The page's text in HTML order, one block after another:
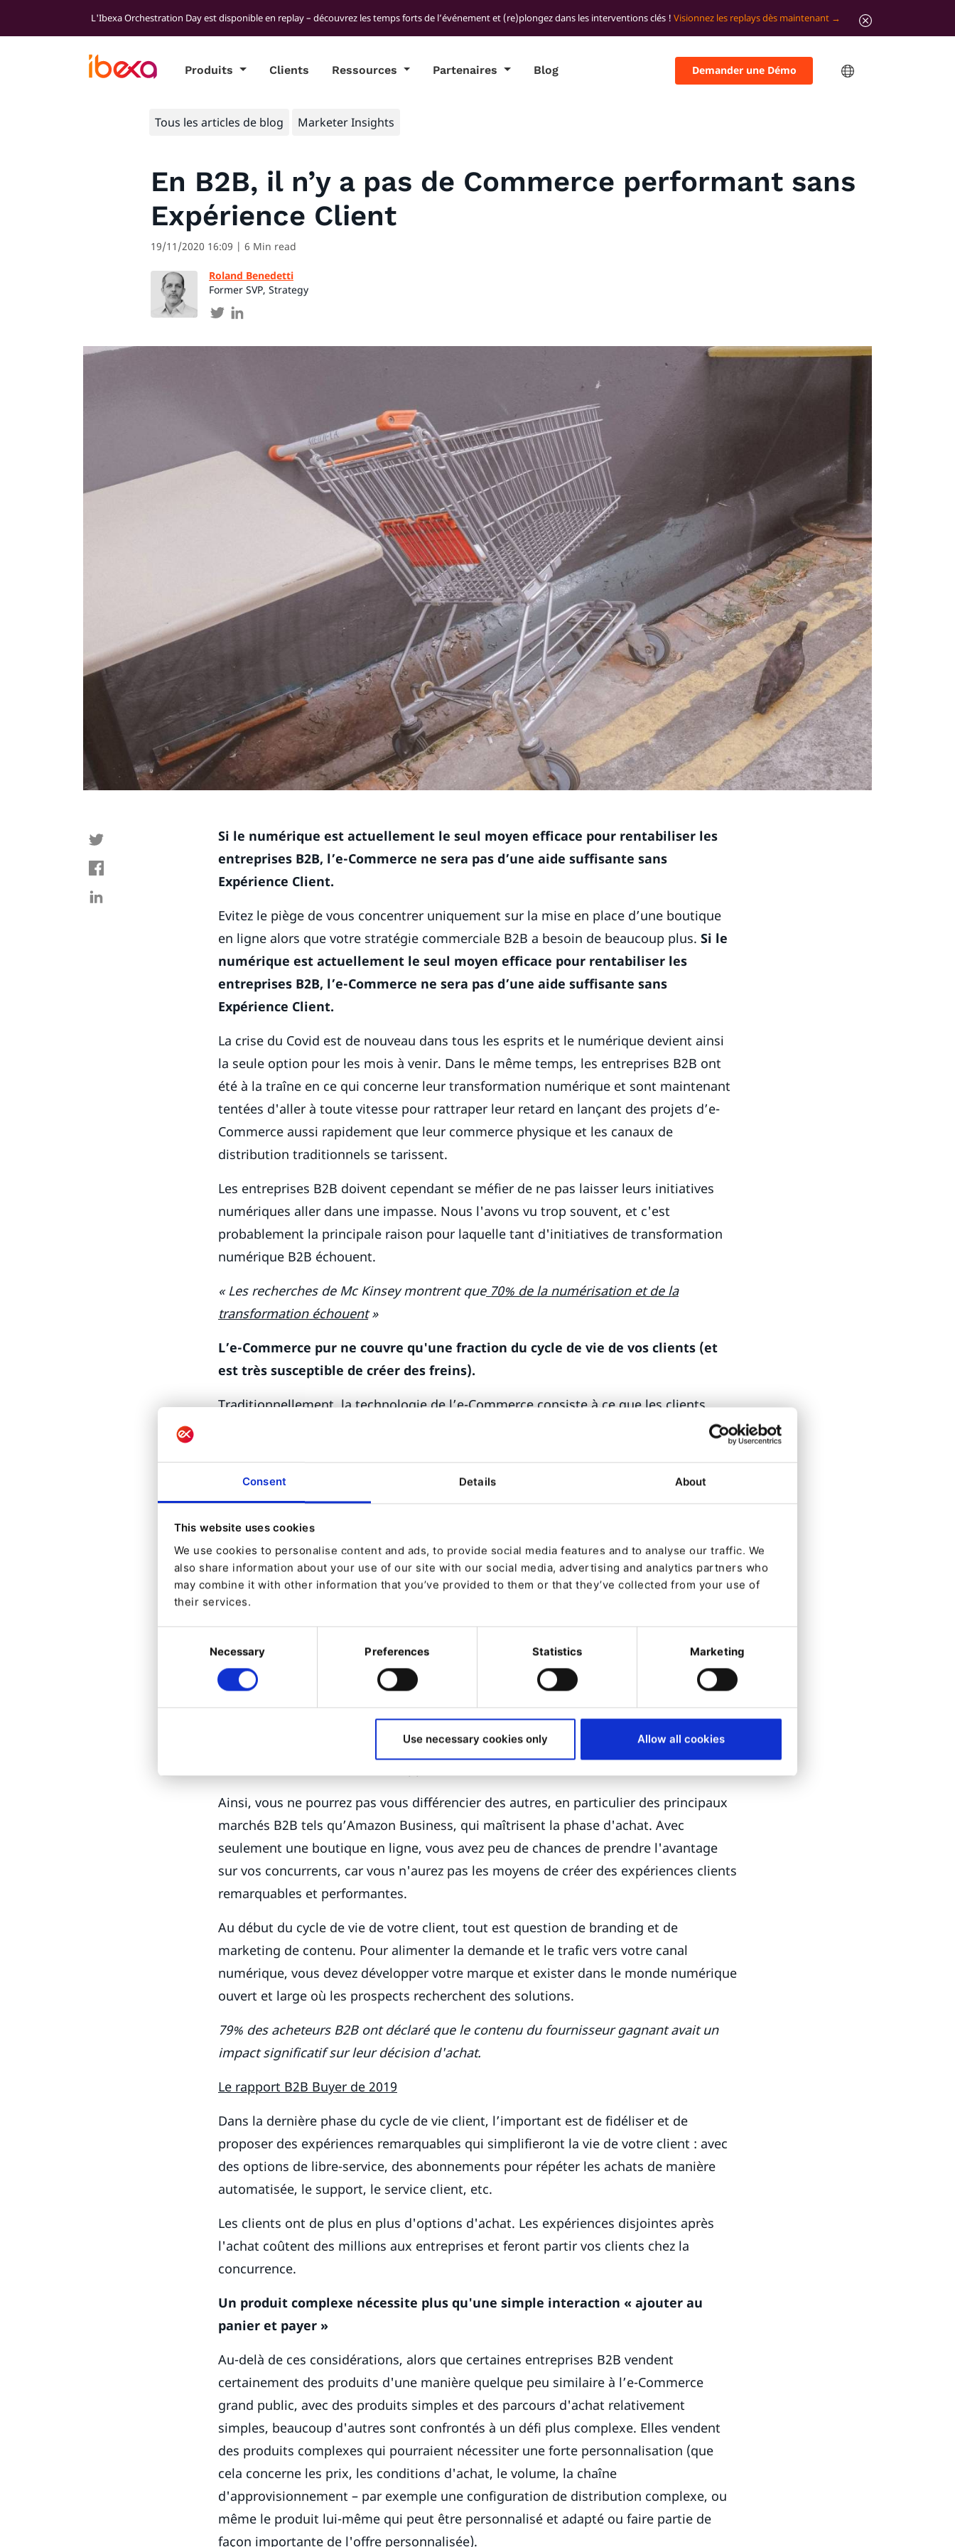
Consent Details About
This website uses cookies
We use cookies to personalise content and ads, to provide social media features and to analyse our traffic. We
also share information about your use of our site with our social media, advertising and analytics partners who
may combine it with other information that you’ve provided to them or that they’ve collected from your use of
their services.
Necessary Preferences Statistics Marketing
Use necessary cookies only Allow all cookies
L'Ibexa Orchestration Day est disponible en replay – découvrez les temps forts de l’événement et (re)plongez dans les interventions clés ! Visionnez les replays dès maintenant
Produits Clients Ressources Partenaires Blog Demander une Démo
Tous les articles de blog Marketer Insights
En B2B, il n’y a pas de Commerce performant sans
Expérience Client
19/11/2020 16:09 | 6 Min read
Roland Benedetti
Former SVP, Strategy
Si le numérique est actuellement le seul moyen efficace pour rentabiliser les
entreprises B2B, l’e-Commerce ne sera pas d’une aide suffisante sans
Expérience Client.
Evitez le piège de vous concentrer uniquement sur la mise en place d’une boutique
en ligne alors que votre stratégie commerciale B2B a besoin de beaucoup plus. Si le
numérique est actuellement le seul moyen efficace pour rentabiliser les
entreprises B2B, l’e-Commerce ne sera pas d’une aide suffisante sans
Expérience Client.
La crise du Covid est de nouveau dans tous les esprits et le numérique devient ainsi
la seule option pour les mois à venir. Dans le même temps, les entreprises B2B ont
été à la traîne en ce qui concerne leur transformation numérique et sont maintenant
tentées d'aller à toute vitesse pour rattraper leur retard en lançant des projets d’e-
Commerce aussi rapidement que leur commerce physique et les canaux de
distribution traditionnels se tarissent.
Les entreprises B2B doivent cependant se méfier de ne pas laisser leurs initiatives
numériques aller dans une impasse. Nous l'avons vu trop souvent, et c'est
probablement la principale raison pour laquelle tant d'initiatives de transformation
numérique B2B échouent.
« Les recherches de Mc Kinsey montrent que70% de la numérisation et de la
transformation échouent»
L’e-Commerce pur ne couvre qu'une fraction du cycle de vie de vos clients (et
est très susceptible de créer des freins).
Traditionnellement, la technologie de l’e-Commerce consiste à ce que les clients
puissent faire des achats en ligne et que les fournisseurs puissent vendre en ligne.
Aussi évoluées et utilisables que soient les solutions d’e-Commerce les plus pures, il
est essentiel de reconnaître que la numérisation de votre stratégie de vente
commence bien avant que les clients ne soient prêts à ajouter des produits à leur
bon de commande ou à leur panier sur votre site Web, et se poursuit bien après avoir
appuyé sur le bouton « passer ma commande ». Sans aucun doute, les pure-players
de l’e-Commerce que sont Magento, Shopify, Demandware et les autres ne sont pas
la solution lorsqu'il s'agit de couvrir toute la durée du cycle de vie du client.
De plus, se concentrer uniquement sur la phase d'achat du cycle de vie du client peut
devenir un problème. Cela vous expose au risque de négliger la gestion de vos flux
entrants et la génération de prospects qui accèdent à vos boutiques en ligne. Une
cela. Votre site internet perdra également de vue tout ce qui se passe après l'achat,
ce qui est essentiel pour créer une bonne expérience client qui permet d’alimenter la
Ainsi, vous ne pourrez pas vous différencier des autres, en particulier des principaux
marchés B2B tels qu’Amazon Business, qui maîtrisent la phase d'achat. Avec
seulement une boutique en ligne, vous avez peu de chances de prendre l'avantage
sur vos concurrents, car vous n'aurez pas les moyens de créer des expériences clients
remarquables et performantes.
Au début du cycle de vie de votre client, tout est question de branding et de
marketing de contenu. Pour alimenter la demande et le trafic vers votre canal
numérique, vous devez développer votre marque et exister dans le monde numérique
ouvert et large où les prospects recherchent des solutions.
79% des acheteurs B2B ont déclaré que le contenu du fournisseur gagnant avait un
impact significatif sur leur décision d'achat.
Le rapport B2B Buyer de 2019
Dans la dernière phase du cycle de vie client, l’important est de fidéliser et de
proposer des expériences remarquables qui simplifieront la vie de votre client : avec
des options de libre-service, des abonnements pour répéter les achats de manière
automatisée, le support, le service client, etc.
Les clients ont de plus en plus d'options d'achat. Les expériences disjointes après
l'achat coûtent des millions aux entreprises et feront partir vos clients chez la
concurrence.
Un produit complexe nécessite plus qu'une simple interaction « ajouter au
panier et payer »
Au-delà de ces considérations, alors que certaines entreprises B2B vendent
certainement des produits d'une manière quelque peu similaire à l’e-Commerce
grand public, avec des produits simples et des parcours d'achat relativement
simples, beaucoup d'autres sont confrontés à un défi plus complexe. Elles vendent
des produits complexes qui pourraient nécessiter une forte personnalisation (que
cela concerne les prix, les conditions d'achat, le volume, la chaîne
d'approvisionnement – par exemple une configuration de distribution complexe, ou
même le produit lui-même qui peut être personnalisé et adapté ou faire partie de
façon importante de l'offre personnalisée).